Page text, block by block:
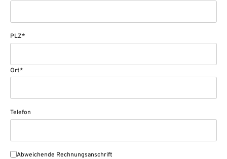
PLZ*
Ort*
Telefon
Abweichende Rechnungsanschrift